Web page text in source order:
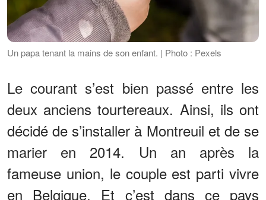
Un papa tenant la mains de son enfant. | Photo : Pexels
Le courant s’est bien passé entre les
deux anciens tourtereaux. Ainsi, ils ont
décidé de s’installer à Montreuil et de se
marier en 2014. Un an après la
fameuse union, le couple est parti vivre
en Belgique. Et c’est dans ce pays